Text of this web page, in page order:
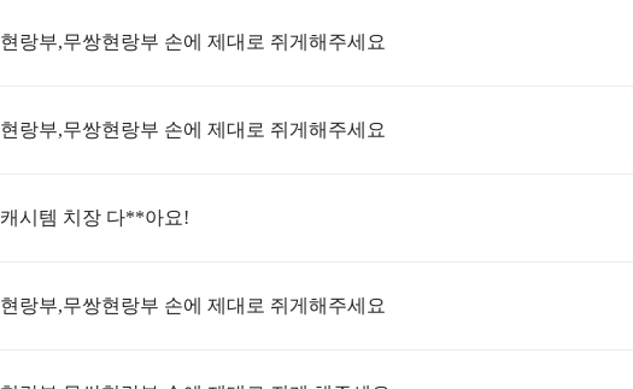
현랑부,무쌍현랑부 손에 제대로 쥐게해주세요
현랑부,무쌍현랑부 손에 제대로 쥐게해주세요
캐시템 치장 다**아요!
현랑부,무쌍현랑부 손에 제대로 쥐게해주세요